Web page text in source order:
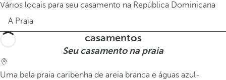
Vários locais para seu casamento na República Dominicana
A Praia
casamentos
Seu casamento na praia
Uma bela praia caribenha de areia branca e águas azul-